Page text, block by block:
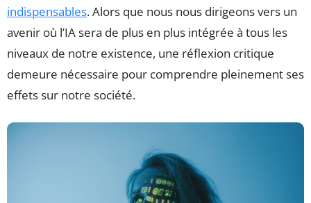
indispensables. Alors que nous nous dirigeons vers un
avenir où l’IA sera de plus en plus intégrée à tous les
niveaux de notre existence, une réflexion critique
demeure nécessaire pour comprendre pleinement ses
effets sur notre société.